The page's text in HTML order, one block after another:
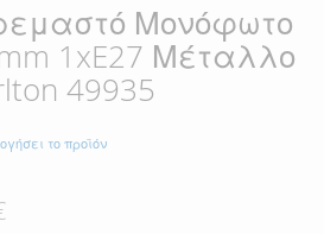
Μονόφωτο
1xE27 Μέταλλο
49935
το προϊόν